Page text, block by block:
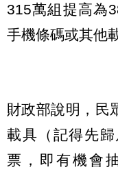
315萬組提高為
手機條碼或其他
財政部說明，民
載具（記得先
票，即有機會